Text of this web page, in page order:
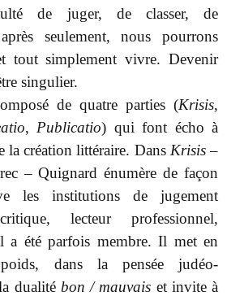
de juger, de classer, de
seulement, nous pourrons
tout simplement vivre. Devenir
singulier.
de quatre parties (Krisis,
, Publicatio) qui font écho à
la création littéraire. Dans Krisis–
– Quignard énumère de façon
les institutions de jugement
lecteur professionnel,
été parfois membre. Il met en
dans la pensée judéo-
dualité bon / mauvais et invite à